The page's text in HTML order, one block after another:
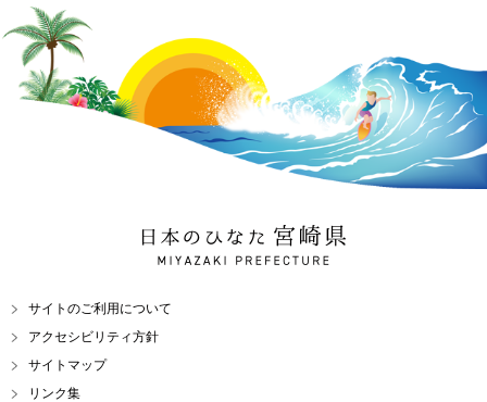
日本のひなた 宮崎県
MIYAZAKI PREFECTURE
サイトのご利用について
アクセシビリティ方針
サイトマップ
リンク集